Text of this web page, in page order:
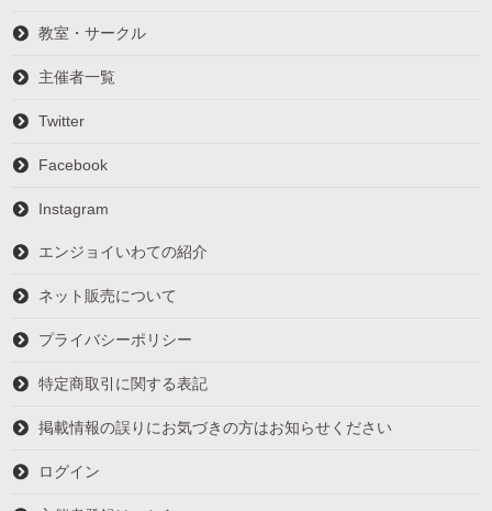
教室・サークル
主催者一覧
Twitter
Facebook
Instagram
エンジョイいわての紹介
ネット販売について
プライバシーポリシー
特定商取引に関する表記
掲載情報の誤りにお気づきの方はお知らせください
ログイン